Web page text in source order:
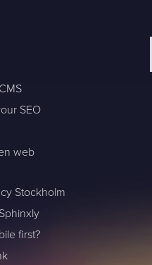
SEO
web
Stockholm
first?